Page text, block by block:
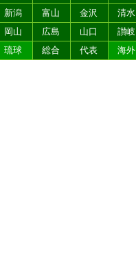
新潟 富山 金沢 清水
岡山 広島 山口 讃岐
琉球 総合 代表 海外